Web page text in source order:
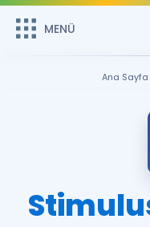
MENÜ
Remzi Hoca ile seni
MENÜ
Ana Sayfa